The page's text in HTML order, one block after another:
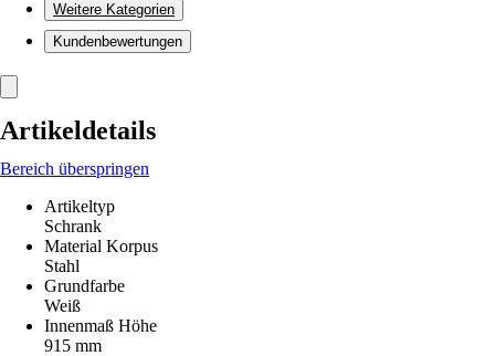
Weitere Kategorien
Kundenbewertungen
Artikeldetails
Bereich überspringen
Artikeltyp
Schrank
Material Korpus
Stahl
Grundfarbe
Weiß
Innenmaß Höhe
915 mm